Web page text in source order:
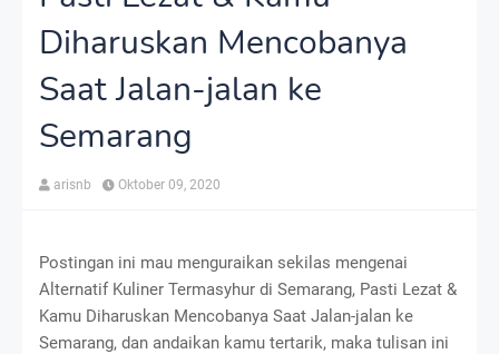
Diharuskan Mencobanya
Saat Jalan-jalan ke
Semarang
arisnb Oktober 09, 2020
Postingan ini mau menguraikan sekilas mengenai
Alternatif Kuliner Termasyhur di Semarang, Pasti Lezat &
Kamu Diharuskan Mencobanya Saat Jalan-jalan ke
Semarang, dan andaikan kamu tertarik, maka tulisan ini